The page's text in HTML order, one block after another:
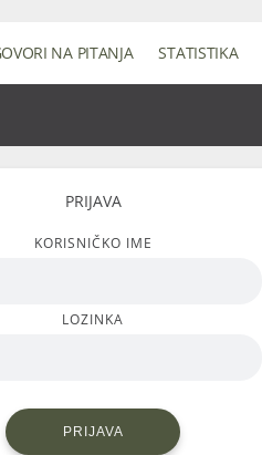
NA PITANJA STATISTIKA
PRIJAVA
KORISNIČKO IME
LOZINKA